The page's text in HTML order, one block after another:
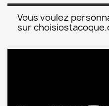
Vous voulez
sur